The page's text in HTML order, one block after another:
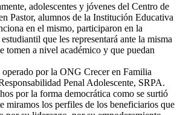
adolescentes y jóvenes del Centro de
Pastor, alumnos de la Institución Educativa
en el mismo, participaron en la
que les representará ante la misma
tomen a nivel académico y que puedan
por la ONG Crecer en Familia
ponsabilidad Penal Adolescente, SRPA.
por la forma democrática como se surtió
miramos los perfiles de los beneficiarios que